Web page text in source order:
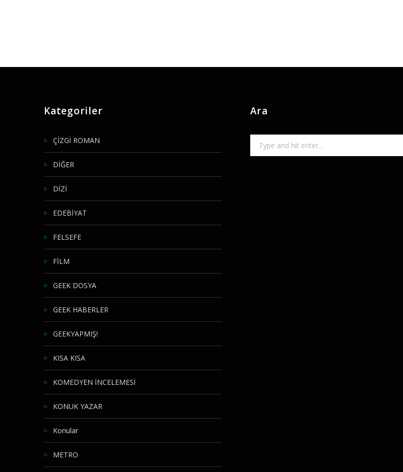
Kategoriler
ÇİZGİ ROMAN
DİĞER
DİZİ
EDEBİYAT
FELSEFE
FİLM
GEEK DOSYA
GEEK HABERLER
GEEKYAPMIŞ!
KISA KISA
KOMEDYEN İNCELEMESİ
KONUK YAZAR
Konular
METRO
Ara
for: